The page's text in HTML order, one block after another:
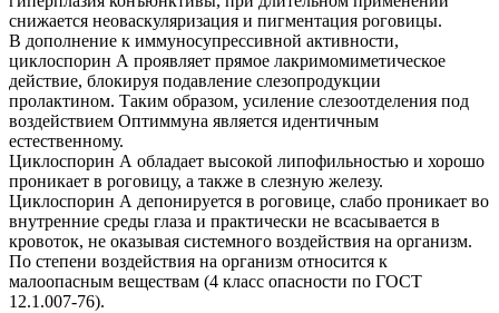
снижается неоваскуляризация и пигментация роговицы.
В дополнение к иммуносупрессивной активности,
циклоспорин А проявляет прямое лакримомиметическое
действие, блокируя подавление слезопродукции
пролактином. Таким образом, усиление слезоотделения под
воздействием Оптиммуна является идентичным
естественному.
Циклоспорин А обладает высокой липофильностью и хорошо
проникает в роговицу, а также в слезную железу.
Циклоспорин А депонируется в роговице, слабо проникает во
внутренние среды глаза и практически не всасывается в
кровоток, не оказывая системного воздействия на организм.
По степени воздействия на организм относится к
малоопасным веществам (4 класс опасности по ГОСТ
12.1.007-76).